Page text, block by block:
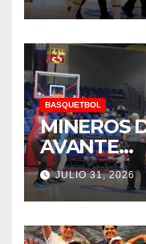
BASQUETBOL
MINEROS
AVANTE…
JULIO 31, 2026